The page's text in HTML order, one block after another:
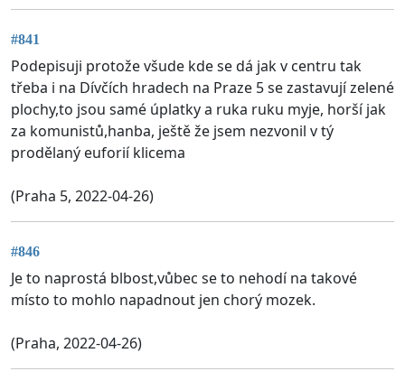
#841
Podepisuji protože všude kde se dá jak v centru tak
třeba i na Dívčích hradech na Praze 5 se zastavují zelené
plochy,to jsou samé úplatky a ruka ruku myje, horší jak
za komunistů,hanba, ještě že jsem nezvonil v tý
prodělaný euforií klicema
(Praha 5, 2022-04-26)
#846
Je to naprostá blbost,vůbec se to nehodí na takové
místo to mohlo napadnout jen chorý mozek.
(Praha, 2022-04-26)